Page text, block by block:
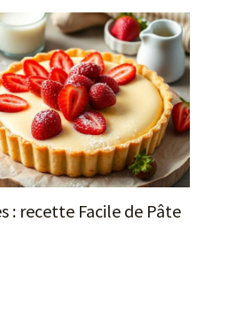
: recette Facile de Pâte